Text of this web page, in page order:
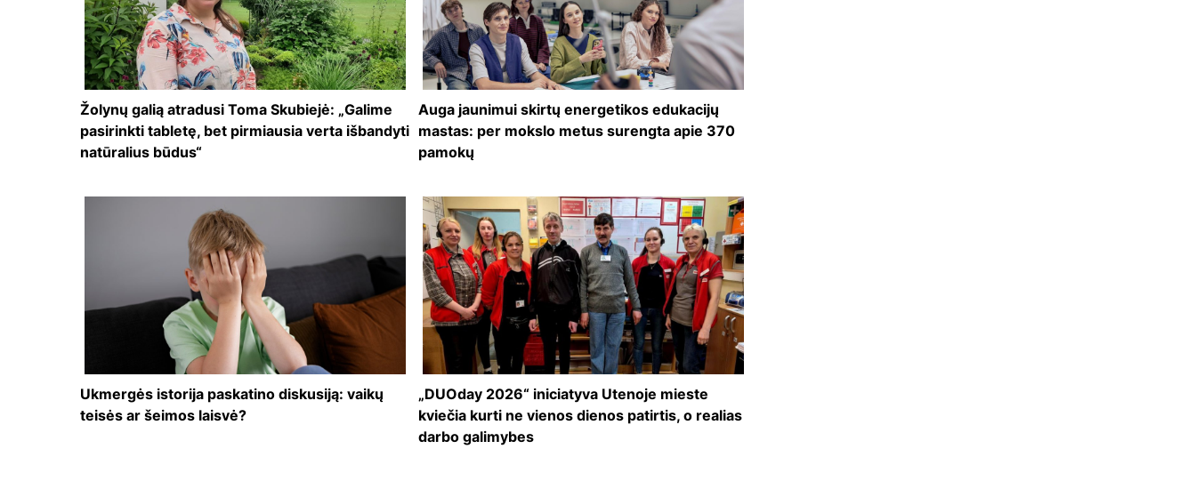
Žolynų galią atradusi Toma Skubiejė: „Galime
pasirinkti tabletę, bet pirmiausia verta išbandyti
natūralius būdus“
Auga jaunimui skirtų energetikos edukacijų
mastas: per mokslo metus surengta apie 370
pamokų
Ukmergės istorija paskatino diskusiją: vaikų
teisės ar šeimos laisvė?
„DUOday 2026“ iniciatyva Utenoje mieste
kviečia kurti ne vienos dienos patirtis, o realias
darbo galimybes